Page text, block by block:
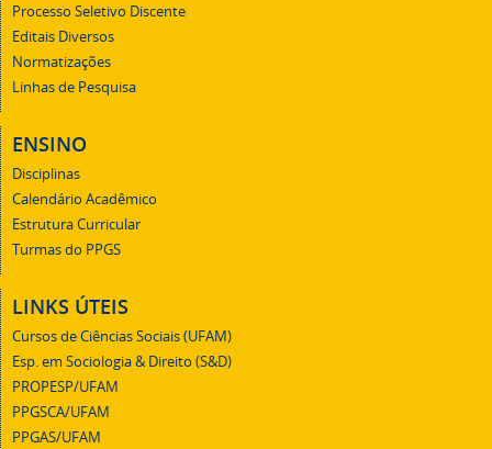
Processo Seletivo Discente
Editais Diversos
Normatizações
Linhas de Pesquisa
ENSINO
Disciplinas
Calendário Acadêmico
Estrutura Curricular
Turmas do PPGS
LINKS ÚTEIS
Cursos de Ciências Sociais (UFAM)
Esp. em Sociologia & Direito (S&D)
PROPESP/UFAM
PPGSCA/UFAM
PPGAS/UFAM